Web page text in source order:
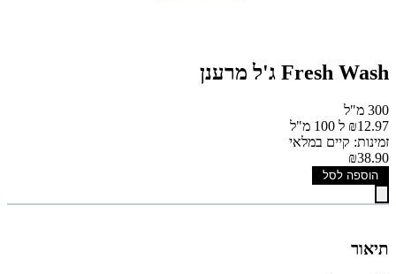
Fresh Wash ג'ל מרענן
300 מ"ל
₪12.97 ל 100 מ"ל
זמינות: קיים במלאי
₪38.90
הוספה לסל
תיאור